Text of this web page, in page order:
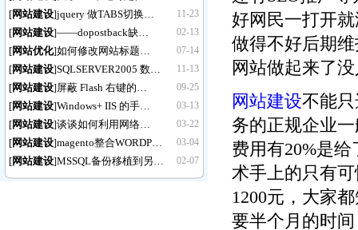
11-23
[网站建设]jquery 做TABS切换…
02-13
[网站建设]——dopostback缺…
07-14
[网站优化]如何修改网站标题…
11-13
[网站建设]SQLSERVER2005 数…
09-25
[网站建设]屏蔽 Flash 右键的…
03-13
[网站建设]Windows+ IIS 的手…
03-22
[网站建设]谈谈如何利用网络…
03-04
[网站建设]magento整合WORDP…
02-07
[网站建设]MSSQL备份移植到另…
好网民一打开
做得不好后期
网站做起来了
网站建设不能
务的正规企业
费用有20%是
术手上的只有
1200元，大家
要半个月的时